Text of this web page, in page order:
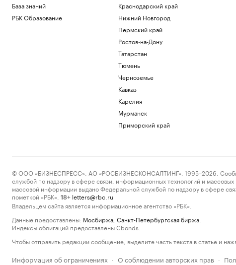
База знаний
РБК Образование
Краснодарский край
Нижний Новгород
Пермский край
Ростов-на-Дону
Татарстан
Тюмень
Черноземье
Кавказ
Карелия
Мурманск
Приморский край
© ООО «БИЗНЕСПРЕСС», АО «РОСБИЗНЕСКОНСАЛТИНГ», 1995–2026.
службой по надзору в сфере связи, информационных технологий и
массовой информации выдано Федеральной службой по надзору в сфере
пометкой «РБК».
18+ letters@rbc.ru
Владельцем сайта является информационное агентство «РБК».
Данные предоставлены: Мосбиржа Санкт-Петербургская биржа
Индексы облигаций предоставлены Cbonds.
Чтобы отправить редакции сообщение, выделите часть текста в статье и
Информация об ограничениях · О соблюдении авторских прав ·